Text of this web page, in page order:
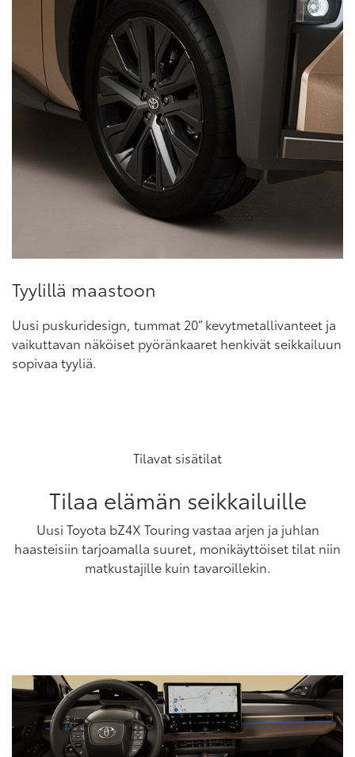
Tyylillä maastoon
Uusi puskuridesign, tummat 20” kevytmetallivanteet ja
vaikuttavan näköiset pyöränkaaret henkivät seikkailuun
sopivaa tyyliä.
Tilavat sisätilat
Tilaa elämän seikkailuille
Uusi Toyota bZ4X Touring vastaa arjen ja juhlan
haasteisiin tarjoamalla suuret, monikäyttöiset tilat niin
matkustajille kuin tavaroillekin.